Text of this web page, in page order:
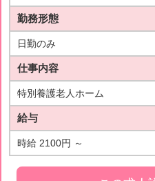
勤務形態
日勤のみ
仕事内容
特別養護老人ホーム
給与
時給 2100円 ～